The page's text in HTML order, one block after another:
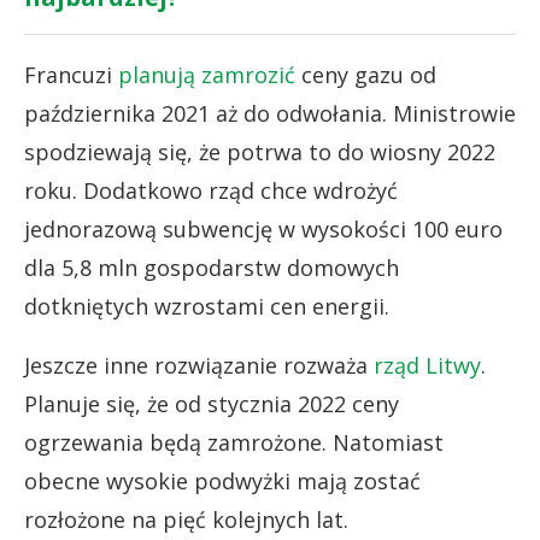
Francuzi planują zamrozić ceny gazu od
października 2021 aż do odwołania. Ministrowie
spodziewają się, że potrwa to do wiosny 2022
roku. Dodatkowo rząd chce wdrożyć
jednorazową subwencję w wysokości 100 euro
dla 5,8 mln gospodarstw domowych
dotkniętych wzrostami cen energii.
Jeszcze inne rozwiązanie rozważa rząd Litwy.
Planuje się, że od stycznia 2022 ceny
ogrzewania będą zamrożone. Natomiast
obecne wysokie podwyżki mają zostać
rozłożone na pięć kolejnych lat.